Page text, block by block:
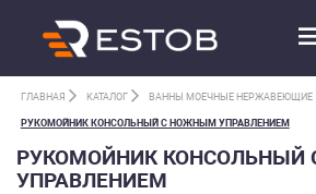
ГЛАВНАЯ КАТАЛОГ ВАННЫ МОЕЧНЫЕ НЕРЖАВЕЮЩИЕ
РУКОМОЙНИК КОНСОЛЬНЫЙ С НОЖНЫМ УПРАВЛЕНИЕМ
РУКОМОЙНИК
УПРАВЛЕНИЕМ